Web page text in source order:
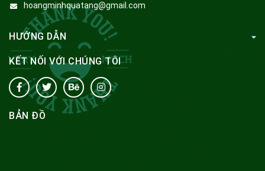
hoangminhquatang@gmail.com
HƯỚNG DẪN
KẾT NỐI VỚI CHÚNG TÔI
BẢN ĐỒ